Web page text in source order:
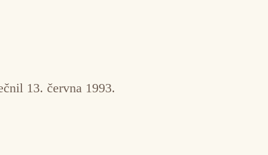
13. června 1993.